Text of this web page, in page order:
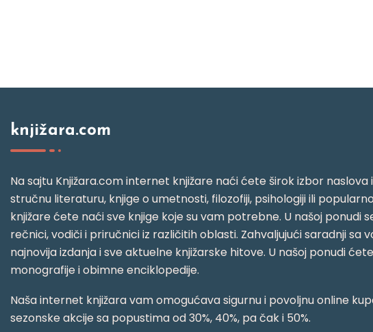
knjižara.com
Na sajtu Knjižara.com internet knjižare naći ćete širok izbor
stručnu literaturu, knjige o umetnosti, filozofiji, psihologiji ili
knjižare ćete naći sve knjige koje su vam potrebne. U našoj ponudi
rečnici, vodiči i priručnici iz različitih oblasti. Zahvaljujući saradnji
najnovija izdanja i sve aktuelne knjižarske hitove. U našoj ponudi
monografije i obimne enciklopedije.
Naša internet knjižara vam omogućava sigurnu i povoljnu online
sezonske akcije sa popustima od 30%, 40%, pa čak i 50%.